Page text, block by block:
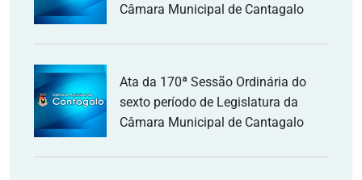
Câmara Municipal de Cantagalo
Ata da 170ª Sessão Ordinária do
sexto período de Legislatura da
Câmara Municipal de Cantagalo